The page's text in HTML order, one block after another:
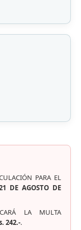
PARA EL
DE AGOSTO DE
LA MULTA
242.-.